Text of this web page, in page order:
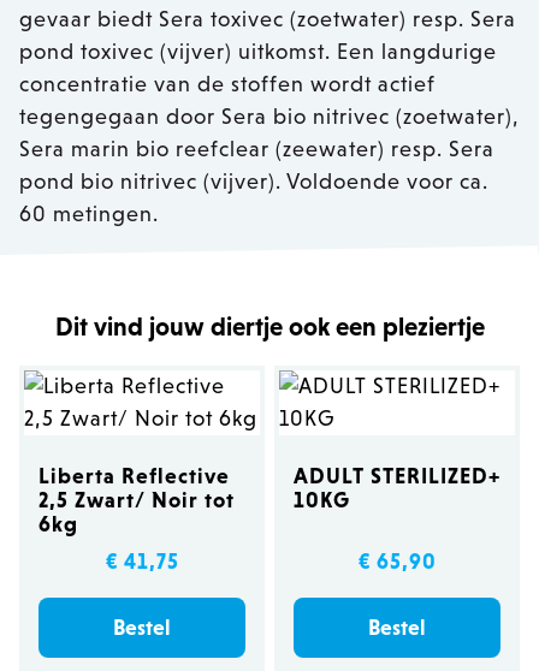
gevaar biedt Sera toxivec (zoetwater) resp. Sera
pond toxivec (vijver) uitkomst. Een langdurige
concentratie van de stoffen wordt actief
tegengegaan door Sera bio nitrivec (zoetwater),
Sera marin bio reefclear (zeewater) resp. Sera
pond bio nitrivec (vijver). Voldoende voor ca.
60 metingen.
Dit vind jouw diertje ook een pleziertje
Liberta Reflective
2,5 Zwart/ Noir tot
6kg
€ 41,75
Bestel
ADULT STERILIZED+
10KG
€ 65,90
Bestel